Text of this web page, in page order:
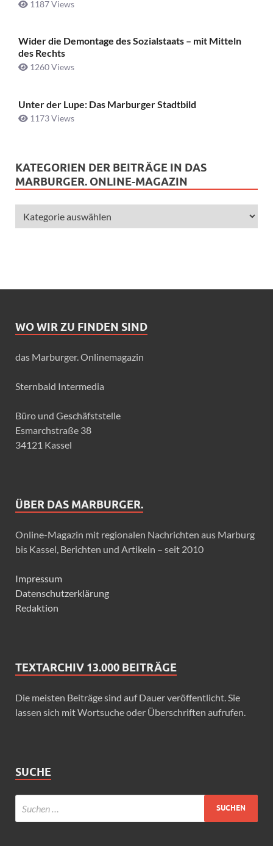
1187 Views
Wider die Demontage des Sozialstaats – mit Mitteln
des Rechts
1260 Views
Unter der Lupe: Das Marburger Stadtbild
1173 Views
KATEGORIEN DER BEITRÄGE IN DAS
MARBURGER. ONLINE-MAGAZIN
WO WIR ZU FINDEN SIND
das Marburger. Onlinemagazin
Sternbald Intermedia
Büro und Geschäfststelle
Esmarchstraße 38
34121 Kassel
ÜBER DAS MARBURGER.
Online-Magazin mit regionalen Nachrichten aus Marburg
bis Kassel, Berichten und Artikeln – seit 2010
Impressum
Datenschutzerklärung
Redaktion
TEXTARCHIV 13.000 BEITRÄGE
Die meisten Beiträge sind auf Dauer veröffentlicht. Sie
lassen sich mit Wortsuche oder Überschriften aufrufen.
SUCHE